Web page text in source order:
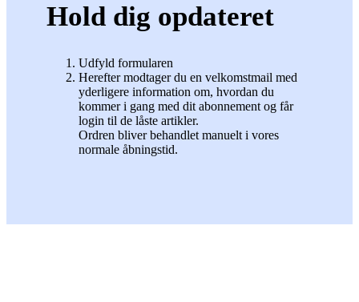
Hold dig opdateret
Udfyld formularen
Herefter modtager du en velkomstmail med
yderligere information om, hvordan du
kommer i gang med dit abonnement og får
login til de låste artikler.
Ordren bliver behandlet manuelt i vores
normale åbningstid.